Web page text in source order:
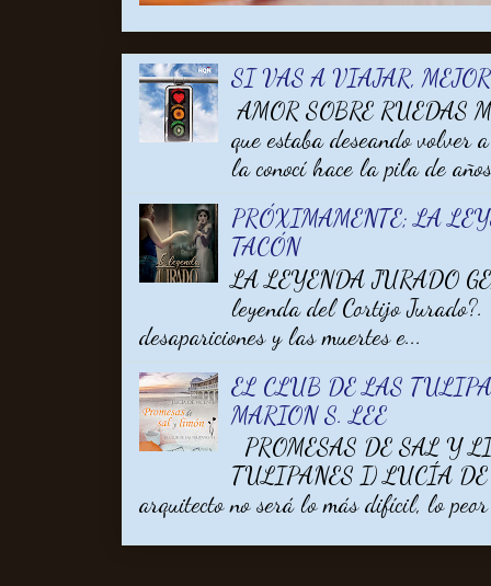
SI VAS A VIAJAR,
AMOR SOBRE RUEDAS
que estaba deseando volver
la conocí hace la pila de
PRÓXIMAMENTE; LA
TACÓN
LA LEYENDA JURADO
leyenda del Cortijo
desapariciones y las muertes e...
EL CLUB DE LAS
MARION S. LEE
PROMESAS DE SAL Y
TULIPANES I) LUCÍA DE
arquitecto no será lo más difícil, lo